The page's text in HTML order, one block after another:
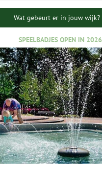
Wat gebeurt er in jouw wijk?
SPEELBADJES OPEN IN 2026